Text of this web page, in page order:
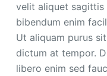
velit aliquet sagittis
bibendum enim
Ut aliquam purus
dictum at tempor.
libero enim sed